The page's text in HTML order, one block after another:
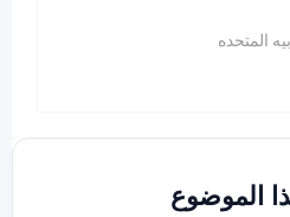
المتحده
الموضوع